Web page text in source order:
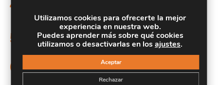
4.
situación de primeros auxilios.
5. Aprender el reglamento de Tenis de Mesa.
6.
Conocer el aprendizaje del entrenamiento con
multibolas.
Utilizamos cookies para ofrecerte la mejor
experiencia en nuestra web.
Puedes aprender más sobre qué cookies
utilizamos o desactivarlas en losajustes.
Aceptar
Rechazar